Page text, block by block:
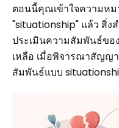
ตอนนี้คุณเข้าใจความหม
"situationship" แล้ว สิ่ง
ประเมินความสัมพันธ์ขอ
เหลือ เมื่อพิจารณาสัญญ
สัมพันธ์แบบ